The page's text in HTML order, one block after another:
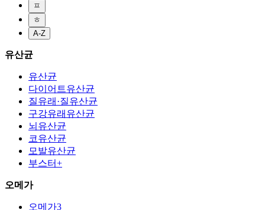
ㅍ
ㅎ
A-Z
유산균
유산균
다이어트유산균
질유래·질유산균
구강유래유산균
뇌유산균
코유산균
모발유산균
부스터+
오메가
오메가3